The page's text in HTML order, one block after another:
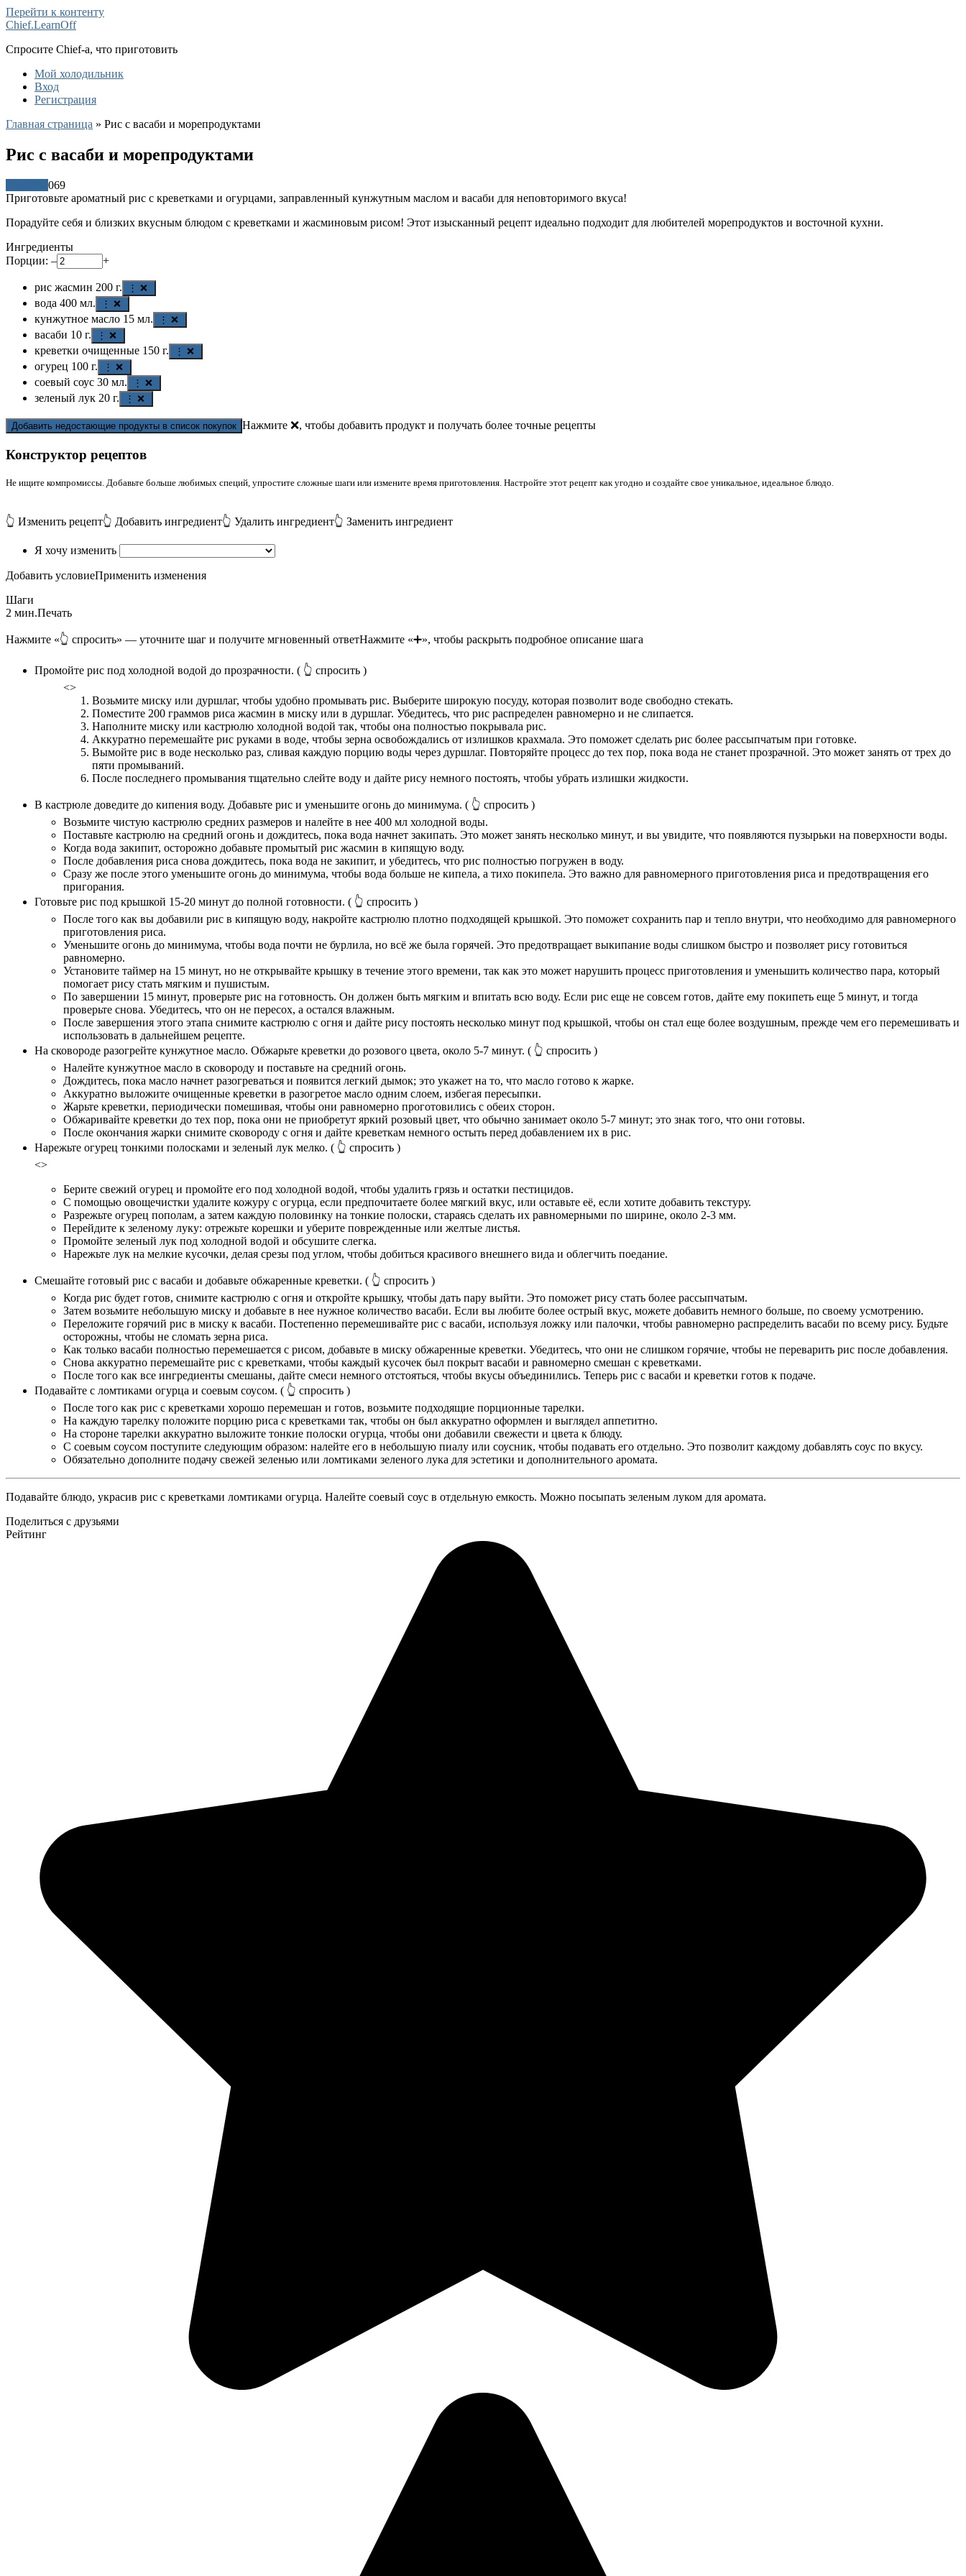
Перейти к контенту
Chief.LearnOff
Спросите Chief-а, что приготовить
Мой холодильник
Вход
Регистрация
Главная страница » Рис с васаби и морепродуктами
Рис с васаби и морепродуктами
069
Приготовьте ароматный рис с креветками и огурцами, заправленный кунжутным маслом и васаби для неповторимого вкуса!
Порадуйте себя и близких вкусным блюдом с креветками и жасминовым рисом! Этот изысканный рецепт идеально подходит для любителей морепродуктов и восточной кухни.
Ингредиенты
Порции: – +
рис жасмин 200 г. ⋮ ❌
вода 400 мл. ⋮ ❌
кунжутное масло 15 мл. ⋮ ❌
васаби 10 г. ⋮ ❌
креветки очищенные 150 г. ⋮ ❌
огурец 100 г. ⋮ ❌
соевый соус 30 мл. ⋮ ❌
зеленый лук 20 г. ⋮ ❌
Добавить недостающие продукты в список покупок Нажмите ❌, чтобы добавить продукт и получать более точные рецепты
Конструктор рецептов
Не ищите компромиссы. Добавьте больше любимых специй, упростите сложные шаги или измените время приготовления. Настройте этот рецепт как угодно и создайте свое уникальное, идеальное блюдо.
👆 Изменить рецепт👆 Добавить ингредиент👆 Удалить ингредиент👆 Заменить ингредиент
Я хочу изменить
Добавить условиеПрименить изменения
Шаги
2 мин.Печать
Нажмите «👆 спросить» — уточните шаг и получите мгновенный ответНажмите «➕», чтобы раскрыть подробное описание шага
Промойте рис под холодной водой до прозрачности. ( 👆 спросить )
<>
Возьмите миску или дуршлаг, чтобы удобно промывать рис. Выберите широкую посуду, которая позволит воде свободно стекать.
Поместите 200 граммов риса жасмин в миску или в дуршлаг. Убедитесь, что рис распределен равномерно и не слипается.
Наполните миску или кастрюлю холодной водой так, чтобы она полностью покрывала рис.
Аккуратно перемешайте рис руками в воде, чтобы зерна освобождались от излишков крахмала. Это поможет сделать рис более рассыпчатым при готовке.
Вымойте рис в воде несколько раз, сливая каждую порцию воды через дуршлаг. Повторяйте процесс до тех пор, пока вода не станет прозрачной. Это может занять от трех до
пяти промываний.
После последнего промывания тщательно слейте воду и дайте рису немного постоять, чтобы убрать излишки жидкости.
В кастрюле доведите до кипения воду. Добавьте рис и уменьшите огонь до минимума. ( 👆 спросить )
Возьмите чистую кастрюлю средних размеров и налейте в нее 400 мл холодной воды.
Поставьте кастрюлю на средний огонь и дождитесь, пока вода начнет закипать. Это может занять несколько минут, и вы увидите, что появляются пузырьки на поверхности воды.
Когда вода закипит, осторожно добавьте промытый рис жасмин в кипящую воду.
После добавления риса снова дождитесь, пока вода не закипит, и убедитесь, что рис полностью погружен в воду.
Сразу же после этого уменьшите огонь до минимума, чтобы вода больше не кипела, а тихо покипела. Это важно для равномерного приготовления риса и предотвращения его
пригорания.
Готовьте рис под крышкой 15-20 минут до полной готовности. ( 👆 спросить )
После того как вы добавили рис в кипящую воду, накройте кастрюлю плотно подходящей крышкой. Это поможет сохранить пар и тепло внутри, что необходимо для равномерного
приготовления риса.
Уменьшите огонь до минимума, чтобы вода почти не бурлила, но всё же была горячей. Это предотвращает выкипание воды слишком быстро и позволяет рису готовиться
равномерно.
Установите таймер на 15 минут, но не открывайте крышку в течение этого времени, так как это может нарушить процесс приготовления и уменьшить количество пара, который
помогает рису стать мягким и пушистым.
По завершении 15 минут, проверьте рис на готовность. Он должен быть мягким и впитать всю воду. Если рис еще не совсем готов, дайте ему покипеть еще 5 минут, и тогда
проверьте снова. Убедитесь, что он не пересох, а остался влажным.
После завершения этого этапа снимите кастрюлю с огня и дайте рису постоять несколько минут под крышкой, чтобы он стал еще более воздушным, прежде чем его перемешивать и
использовать в дальнейшем рецепте.
На сковороде разогрейте кунжутное масло. Обжарьте креветки до розового цвета, около 5-7 минут. ( 👆 спросить )
Налейте кунжутное масло в сковороду и поставьте на средний огонь.
Дождитесь, пока масло начнет разогреваться и появится легкий дымок; это укажет на то, что масло готово к жарке.
Аккуратно выложите очищенные креветки в разогретое масло одним слоем, избегая пересыпки.
Жарьте креветки, периодически помешивая, чтобы они равномерно проготовились с обеих сторон.
Обжаривайте креветки до тех пор, пока они не приобретут яркий розовый цвет, что обычно занимает около 5-7 минут; это знак того, что они готовы.
После окончания жарки снимите сковороду с огня и дайте креветкам немного остыть перед добавлением их в рис.
Нарежьте огурец тонкими полосками и зеленый лук мелко. ( 👆 спросить )
<>
Берите свежий огурец и промойте его под холодной водой, чтобы удалить грязь и остатки пестицидов.
С помощью овощечистки удалите кожуру с огурца, если предпочитаете более мягкий вкус, или оставьте её, если хотите добавить текстуру.
Разрежьте огурец пополам, а затем каждую половинку на тонкие полоски, стараясь сделать их равномерными по ширине, около 2-3 мм.
Перейдите к зеленому луку: отрежьте корешки и уберите поврежденные или желтые листья.
Промойте зеленый лук под холодной водой и обсушите слегка.
Нарежьте лук на мелкие кусочки, делая срезы под углом, чтобы добиться красивого внешнего вида и облегчить поедание.
Смешайте готовый рис с васаби и добавьте обжаренные креветки. ( 👆 спросить )
Когда рис будет готов, снимите кастрюлю с огня и откройте крышку, чтобы дать пару выйти. Это поможет рису стать более рассыпчатым.
Затем возьмите небольшую миску и добавьте в нее нужное количество васаби. Если вы любите более острый вкус, можете добавить немного больше, по своему усмотрению.
Переложите горячий рис в миску к васаби. Постепенно перемешивайте рис с васаби, используя ложку или палочки, чтобы равномерно распределить васаби по всему рису. Будьте
осторожны, чтобы не сломать зерна риса.
Как только васаби полностью перемешается с рисом, добавьте в миску обжаренные креветки. Убедитесь, что они не слишком горячие, чтобы не переварить рис после добавления.
Снова аккуратно перемешайте рис с креветками, чтобы каждый кусочек был покрыт васаби и равномерно смешан с креветками.
После того как все ингредиенты смешаны, дайте смеси немного отстояться, чтобы вкусы объединились. Теперь рис с васаби и креветки готов к подаче.
Подавайте с ломтиками огурца и соевым соусом. ( 👆 спросить )
После того как рис с креветками хорошо перемешан и готов, возьмите подходящие порционные тарелки.
На каждую тарелку положите порцию риса с креветками так, чтобы он был аккуратно оформлен и выглядел аппетитно.
На стороне тарелки аккуратно выложите тонкие полоски огурца, чтобы они добавили свежести и цвета к блюду.
С соевым соусом поступите следующим образом: налейте его в небольшую пиалу или соусник, чтобы подавать его отдельно. Это позволит каждому добавлять соус по вкусу.
Обязательно дополните подачу свежей зеленью или ломтиками зеленого лука для эстетики и дополнительного аромата.
Подавайте блюдо, украсив рис с креветками ломтиками огурца. Налейте соевый соус в отдельную емкость. Можно посыпать зеленым луком для аромата.
Поделиться с друзьями
Рейтинг